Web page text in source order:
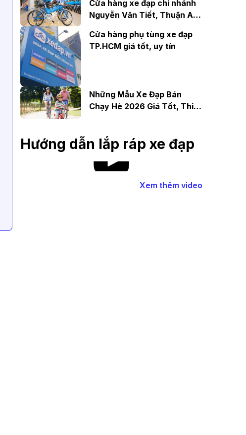
Cửa hàng xe đạp chi nhánh
Nguyễn Văn Tiết, Thuận An,
Cửa hàng phụ tùng xe đạp
TP.HCM giá tốt, uy tín
Những Mẫu Xe Đạp Bán
Chạy Hè 2026 Giá Tốt, Thiết
Hướng dẫn lắp ráp xe đạp
Xem thêm video